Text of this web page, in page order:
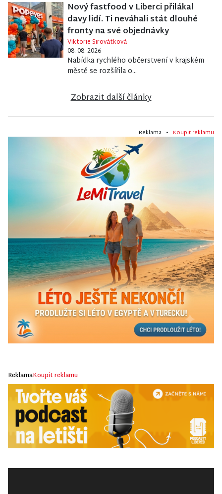
Nový fastfood v Liberci přilákal
davy lidí. Ti neváhali stát dlouhé
fronty na své objednávky
Viktorie Sirovátková
08. 08. 2026
Nabídka rychlého občerstvení v krajském
městě se rozšířila o...
Zobrazit další články
Reklama • Koupit reklamu
ReklamaKoupit reklamu